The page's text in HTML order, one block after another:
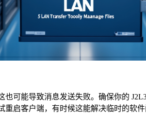
也可能导致消息发送失败。确保你的
启客户端，有时候这能解决临时的软件